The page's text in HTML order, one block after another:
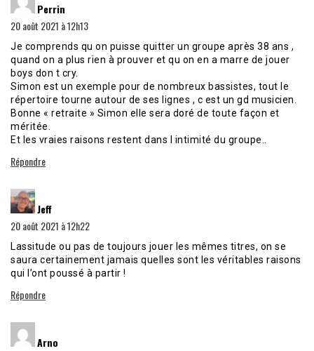
Perrin
20 août 2021 à 12h13
Je comprends qu on puisse quitter un groupe après 38 ans ,
quand on a plus rien à prouver et qu on en a marre de jouer
boys don t cry.
Simon est un exemple pour de nombreux bassistes, tout le
répertoire tourne autour de ses lignes , c est un gd musicien.
Bonne « retraite » Simon elle sera doré de toute façon et
méritée.
Et les vraies raisons restent dans l intimité du groupe..
Répondre
Jeff
20 août 2021 à 12h22
Lassitude ou pas de toujours jouer les mêmes titres, on se
saura certainement jamais quelles sont les véritables raisons
qui l’ont poussé à partir !
Répondre
Arno